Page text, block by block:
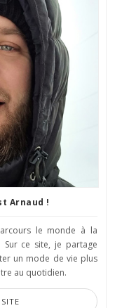
Arnaud !
le monde à la
Sur ce site, je partage
un mode de vie plus
au quotidien.